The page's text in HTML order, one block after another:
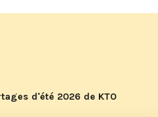
d'été 2026 de KTO